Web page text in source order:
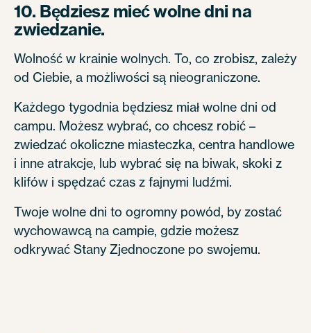
10. Będziesz mieć wolne dni na
zwiedzanie.
Wolność w krainie wolnych. To, co zrobisz, zależy
od Ciebie, a możliwości są nieograniczone.
Każdego tygodnia będziesz miał wolne dni od
campu. Możesz wybrać, co chcesz robić –
zwiedzać okoliczne miasteczka, centra handlowe
i inne atrakcje, lub wybrać się na biwak, skoki z
klifów i spędzać czas z fajnymi ludźmi.
Twoje wolne dni to ogromny powód, by zostać
wychowawcą na campie, gdzie możesz
odkrywać Stany Zjednoczone po swojemu.